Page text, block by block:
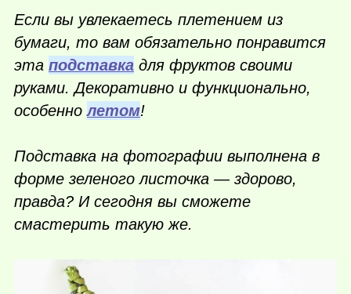
Если вы увлекаетесь плетением из
бумаги, то вам обязательно понравится
эта подставка для фруктов своими
руками. Декоративно и функционально,
особеннолетом!
Подставка на фотографии выполнена в
форме зеленого листочка — здорово,
правда? И сегодня вы сможете
смастерить такую же.